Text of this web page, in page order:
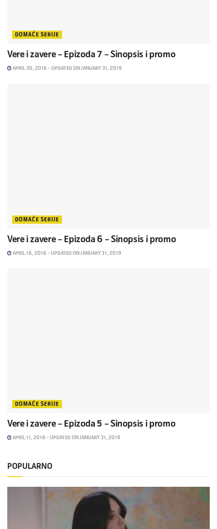
DOMAĆE SERIJE
Vere i zavere – Epizoda 7 – Sinopsis i promo
APRIL 30, 2016 - UPDATED ON JANUARY 31, 2019
DOMAĆE SERIJE
Vere i zavere – Epizoda 6 – Sinopsis i promo
APRIL 16, 2016 - UPDATED ON JANUARY 31, 2019
DOMAĆE SERIJE
Vere i zavere – Epizoda 5 – Sinopsis i promo
APRIL 11, 2016 - UPDATED ON JANUARY 31, 2019
POPULARNO